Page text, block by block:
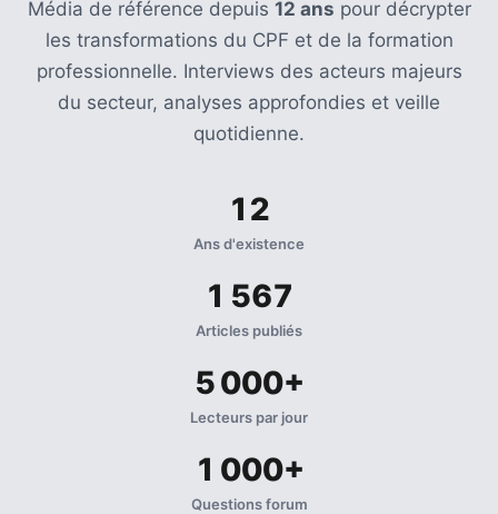
Média de référence depuis 12 ans pour décrypter
les transformations du CPF et de la formation
professionnelle. Interviews des acteurs majeurs
du secteur, analyses approfondies et veille
quotidienne.
12
Ans d'existence
1 567
Articles publiés
5 000+
Lecteurs par jour
1 000+
Questions forum